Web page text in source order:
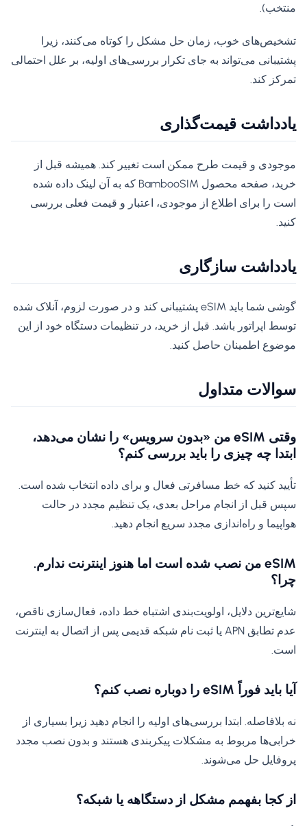
منتخب).
تشخیص‌های خوب، زمان حل مشکل را کوتاه می‌کنند، زیرا
پشتیبانی می‌تواند به جای تکرار بررسی‌های اولیه، بر علل احتمالی
تمرکز کند.
یادداشت قیمت‌گذاری
موجودی و قیمت طرح ممکن است تغییر کند. همیشه قبل از
خرید، صفحه محصول BambooSIM که به آن لینک داده شده
است را برای اطلاع از موجودی، اعتبار و قیمت فعلی بررسی
کنید.
یادداشت سازگاری
گوشی شما باید eSIM پشتیبانی کند و در صورت لزوم، آنلاک شده
توسط اپراتور باشد. قبل از خرید، در تنظیمات دستگاه خود از این
موضوع اطمینان حاصل کنید.
سوالات متداول
وقتی eSIM من «بدون سرویس» را نشان می‌دهد،
ابتدا چه چیزی را باید بررسی کنم؟
تأیید کنید که خط مسافرتی فعال و برای داده انتخاب شده است.
سپس قبل از انجام مراحل بعدی، یک تنظیم مجدد در حالت
هواپیما و راه‌اندازی مجدد سریع انجام دهید.
eSIM من نصب شده است اما هنوز اینترنت ندارم.
چرا؟
شایع‌ترین دلایل، اولویت‌بندی اشتباه خط داده، فعال‌سازی ناقص،
عدم تطابق APN یا ثبت نام شبکه قدیمی پس از اتصال به اینترنت
است.
آیا باید فوراً eSIM را دوباره نصب کنم؟
نه بلافاصله. ابتدا بررسی‌های اولیه را انجام دهید زیرا بسیاری از
خرابی‌ها مربوط به مشکلات پیکربندی هستند و بدون نصب مجدد
پروفایل حل می‌شوند.
از کجا بفهمم مشکل از دستگاهه یا شبکه؟